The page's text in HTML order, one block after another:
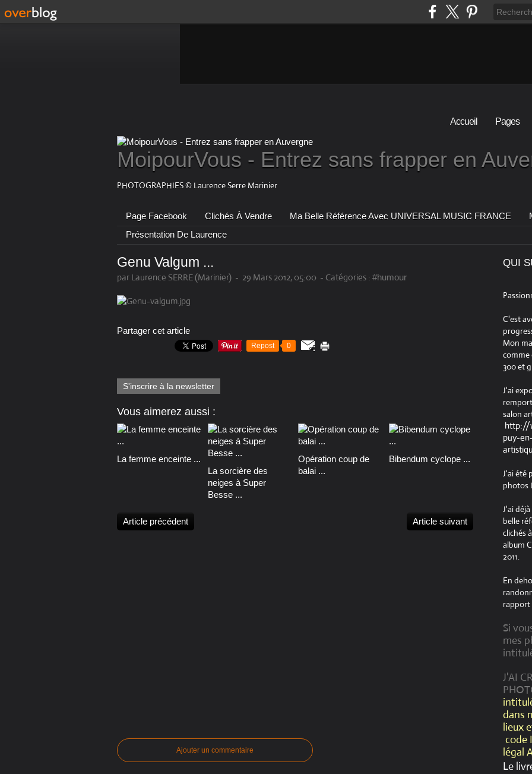
Accueil Pages
MoipourVous - Entrez sans frapper en
PHOTOGRAPHIES © Laurence Serre Marinier
Page Facebook Clichés À Vendre Ma Belle Référence Avec UNIVERSAL MUSIC FRANCE
Présentation De Laurence
Genu Valgum ...
par Laurence SERRE (Marinier) - 29 Mars 2012, 05:00 - Catégories : #humour
Partager cet article
Repost 0
S'inscrire à la newsletter
Vous aimerez aussi :
La femme enceinte ...
La sorcière des
neiges à Super
Besse ...
Opération coup de
balai ...
Bibendum cyclope ...
Article précédent Article suivant
Ajouter un commentaire
QUI
C'est
Mon
comme
300 et
J'ai
salon
http://
puy-
J'ai été
photos
J'ai
belle
clichés
album
2011.
En
rapport
Si
mes
J'AI
dans
lieux
code
légal
Le